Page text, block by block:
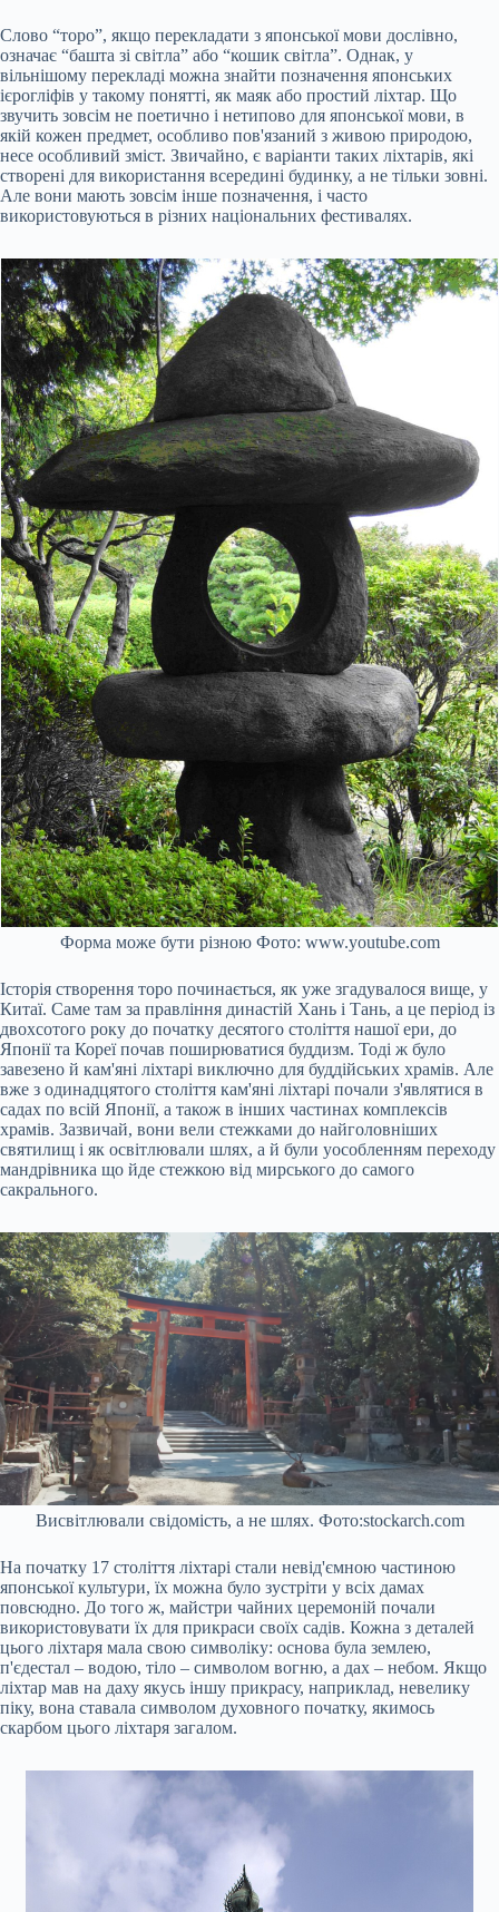
Слово “торо”, якщо перекладати з японської мови дослівно,
означає “башта зі світла” або “кошик світла”. Однак, у
вільнішому перекладі можна знайти позначення японських
ієрогліфів у такому понятті, як маяк або простий ліхтар. Що
звучить зовсім не поетично і нетипово для японської мови, в
якій кожен предмет, особливо пов'язаний з живою природою,
несе особливий зміст. Звичайно, є варіанти таких ліхтарів, які
створені для використання всередині будинку, а не тільки зовні.
Але вони мають зовсім інше позначення, і часто
використовуються в різних національних фестивалях.
Форма може бути різною Фото: www.youtube.com
Історія створення торо починається, як уже згадувалося вище, у
Китаї. Саме там за правління династій Хань і Тань, а це період із
двохсотого року до початку десятого століття нашої ери, до
Японії та Кореї почав поширюватися буддизм. Тоді ж було
завезено й кам'яні ліхтарі виключно для буддійських храмів. Але
вже з одинадцятого століття кам'яні ліхтарі почали з'являтися в
садах по всій Японії, а також в інших частинах комплексів
храмів. Зазвичай, вони вели стежками до найголовніших
святилищ і як освітлювали шлях, а й були уособленням переходу
мандрівника що йде стежкою від мирського до самого
сакрального.
Висвітлювали свідомість, а не шлях. Фото:stockarch.com
На початку 17 століття ліхтарі стали невід'ємною частиною
японської культури, їх можна було зустріти у всіх дамах
повсюдно. До того ж, майстри чайних церемоній почали
використовувати їх для прикраси своїх садів. Кожна з деталей
цього ліхтаря мала свою символіку: основа була землею,
п'єдестал – водою, тіло – символом вогню, а дах – небом. Якщо
ліхтар мав на даху якусь іншу прикрасу, наприклад, невелику
піку, вона ставала символом духовного початку, якимось
скарбом цього ліхтаря загалом.